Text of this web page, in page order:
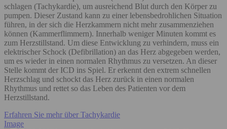
schlagen (Tachykardie), um ausreichend Blut durch den Körper zu
pumpen. Dieser Zustand kann zu einer lebensbedrohlichen Situation
führen, in der sich die Herzkammern nicht mehr zusammenziehen
können (Kammerflimmern). Innerhalb weniger Minuten kommt es
zum Herzstillstand. Um diese Entwicklung zu verhindern, muss ein
elektrischer Schock (Defibrillation) an das Herz abgegeben werden,
um es wieder in einen normalen Rhythmus zu versetzen. An dieser
Stelle kommt der ICD ins Spiel. Er erkennt den extrem schnellen
Herzschlag und schockt das Herz zurück in einen normalen
Rhythmus und rettet so das Leben des Patienten vor dem
Herzstillstand.
Erfahren Sie mehr über Tachykardie
Image